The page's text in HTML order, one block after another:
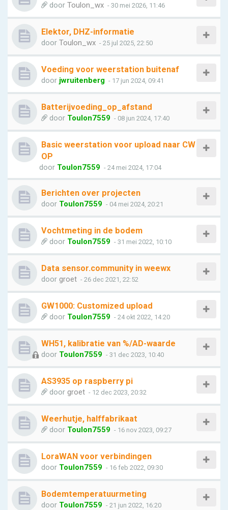
door Toulon_wx - 30 mei 2026, 11:46
Elektor, DHZ-informatie
door Toulon_wx - 25 jul 2025, 22:50
Voeding voor weerstation buitenaf
door jwruitenberg - 17 jun 2024, 09:41
Batterijvoeding_op_afstand
door Toulon7559 - 08 jun 2024, 17:40
Basic weerstation voor upload naar CW
OP
door Toulon7559 - 24 mei 2024, 17:04
Berichten over projecten
door Toulon7559 - 04 mei 2024, 20:21
Vochtmeting in de bodem
door Toulon7559 - 31 mei 2022, 10:10
Data sensor.community in weewx
door groet - 26 dec 2021, 22:52
GW1000: Customized upload
door Toulon7559 - 24 okt 2022, 14:20
WH51, kalibratie van %/AD-waarde
door Toulon7559 - 31 dec 2023, 10:40
AS3935 op raspberry pi
door groet - 12 dec 2023, 20:32
Weerhutje, halffabrikaat
door Toulon7559 - 16 nov 2023, 09:27
LoraWAN voor verbindingen
door Toulon7559 - 16 feb 2022, 09:30
Bodemtemperatuurmeting
door Toulon7559 - 21 jun 2022, 16:20